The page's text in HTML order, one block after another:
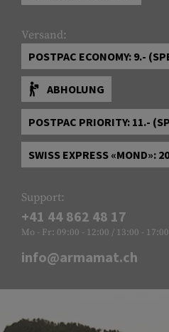
Versand:
POSTPAC ECONOMY: 9.-
ABHOLUNG
POSTPAC PRIORITY: 11.-
SWISS EXPRESS «MOND»:
Support:
+41 44 862 48 17
Mo - Fr: 09:00 - 12:00 / 13:00 - 17:00
info@armamat.ch